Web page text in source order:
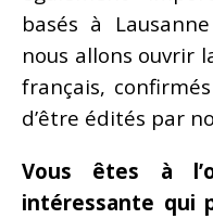
basés à
nous allons ouvrir
français,
d’être édités par
Vous êtes à
intéressante